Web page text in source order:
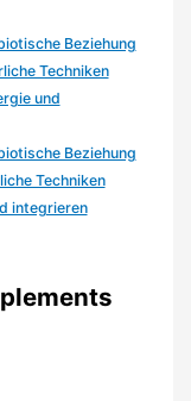
Beziehung
Techniken
und
Beziehung
Techniken
integrieren